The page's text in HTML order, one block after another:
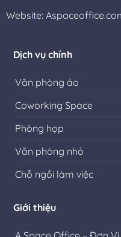
Website:
Dịch vụ chính
Văn phòng ảo
Coworking Space
Phòng họp
Văn phòng nhỏ
Chỗ ngồi làm việc
Giới thiệu